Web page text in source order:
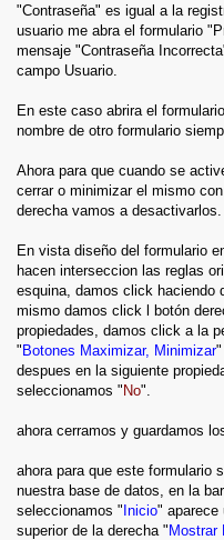
"Contraseña" es igual a la
usuario me abra el formulario
mensaje "Contraseña
campo Usuario.
En este caso abrira el
nombre de otro formulario
Ahora para que cuando se
cerrar o minimizar el mismo
derecha vamos a desactivarlos.
En vista diseño del formulario
hacen interseccion las reglas
esquina, damos click haciendo
mismo damos click l botón
propiedades, damos click a la
" Botones Maximizar, Minimizar"
despues en la siguiente
seleccionamos " No".
ahora cerramos y guardamos
ahora para que este formulario
nuestra base de datos, en la
seleccionamos " Inicio" aparece
superior de la derecha " Mostrar